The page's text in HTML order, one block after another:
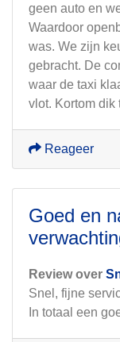
geen auto en
Waardoor
was. We zijn
gebracht. De
waar de taxi
vlot. Kortom dik
Reageer
Goed en
Review over
Snel, fijne
In totaal een